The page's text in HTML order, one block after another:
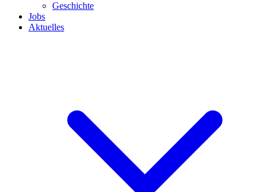
Geschichte
Jobs
Aktuelles